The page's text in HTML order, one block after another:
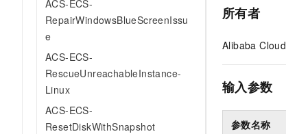
ACS-ECS-
RepairWindowsBlueScreenIssu
e
ACS-ECS-
RescueUnreachableInstance-
Linux
ACS-ECS-
ResetDiskWithSnapshot
所有者
Alibaba Cloud
输入参数
参数名称